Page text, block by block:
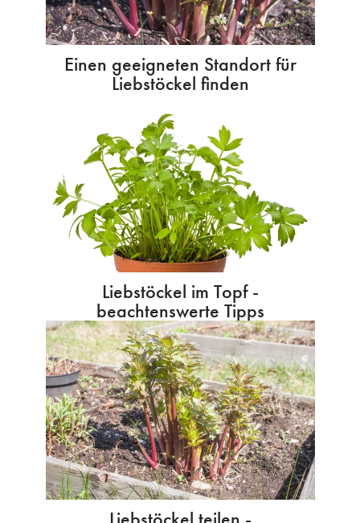
Einen geeigneten Standort für
Liebstöckel finden
Liebstöckel im Topf -
beachtenswerte Tipps